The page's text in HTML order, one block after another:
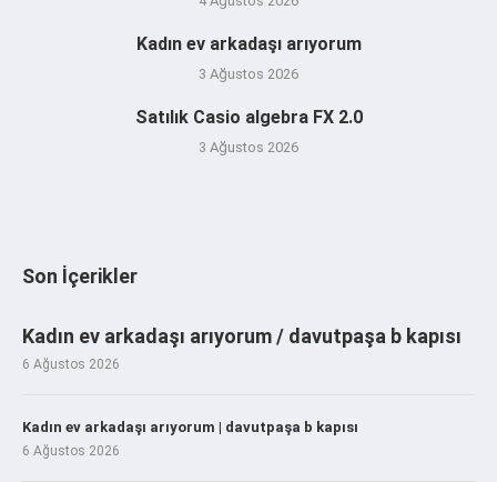
Kadın ev arkadaşı arıyorum
3 Ağustos 2026
Satılık Casio algebra FX 2.0
3 Ağustos 2026
Son İçerikler
Kadın ev arkadaşı arıyorum / davutpaşa b kapısı
6 Ağustos 2026
Kadın ev arkadaşı arıyorum | davutpaşa b kapısı
6 Ağustos 2026